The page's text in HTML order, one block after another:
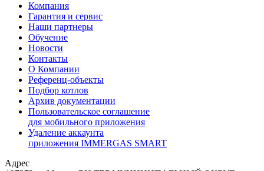
Компания
Гарантия и сервис
Наши партнеры
Обучение
Новости
Контакты
О Компании
Референц-объекты
Подбор котлов
Архив документации
Пользовательское соглашение
для мобильного приложения
Удаление аккаунта
приложения IMMERGAS SMART
Адрес